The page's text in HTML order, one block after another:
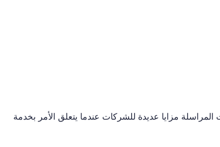
مزايا عديدة للشركات عندما يتعلق الأمر بخدمة